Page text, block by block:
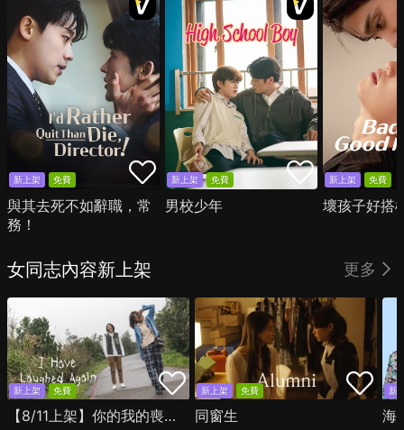
新上架 免費
與其去死不如辭職，常
務！
新上架 免費
男校少年
新上架 免費
壞孩子好搭
女同志內容新上架 更多
新上架 免費
【8/11上架】你的我的喪屍時光
新上架 免費
同窗生
新
海